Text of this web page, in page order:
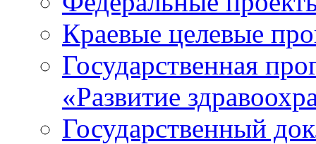
Краевые целевые
Государственная
«Развитие
Государственный